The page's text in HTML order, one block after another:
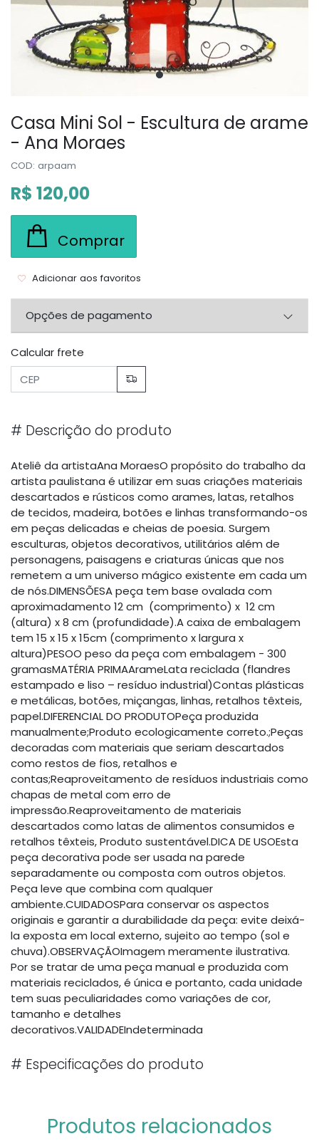
Casa Mini Sol - Escultura de arame
- Ana Moraes
COD: arpaam
R$ 120,00
Comprar
Adicionar aos favoritos
Opções de pagamento
Calcular frete
# Descrição do produto
Ateliê da artistaAna MoraesO propósito do trabalho da
artista paulistana é utilizar em suas criações materiais
descartados e rústicos como arames, latas, retalhos
de tecidos, madeira, botões e linhas transformando-os
em peças delicadas e cheias de poesia. Surgem
esculturas, objetos decorativos, utilitários além de
personagens, paisagens e criaturas únicas que nos
remetem a um universo mágico existente em cada um
de nós.DIMENSÕESA peça tem base ovalada com
aproximadamento 12 cm (comprimento) x 12 cm
(altura) x 8 cm (profundidade).A caixa de embalagem
tem 15 x 15 x 15cm (comprimento x largura x
altura)PESOO peso da peça com embalagem - 300
gramasMATÉRIA PRIMAArameLata reciclada (flandres
estampado e liso – resíduo industrial)Contas plásticas
e metálicas, botões, miçangas, linhas, retalhos têxteis,
papel.DIFERENCIAL DO PRODUTOPeça produzida
manualmente;Produto ecologicamente correto.;Peças
decoradas com materiais que seriam descartados
como restos de fios, retalhos e
contas;Reaproveitamento de resíduos industriais como
chapas de metal com erro de
impressão.Reaproveitamento de materiais
descartados como latas de alimentos consumidos e
retalhos têxteis, Produto sustentável.DICA DE USOEsta
peça decorativa pode ser usada na parede
separadamente ou composta com outros objetos.
Peça leve que combina com qualquer
ambiente.CUIDADOSPara conservar os aspectos
originais e garantir a durabilidade da peça: evite deixá-
la exposta em local externo, sujeito ao tempo (sol e
chuva).OBSERVAÇÃOImagem meramente ilustrativa.
Por se tratar de uma peça manual e produzida com
materiais reciclados, é única e portanto, cada unidade
tem suas peculiaridades como variações de cor,
tamanho e detalhes
decorativos.VALIDADEIndeterminada
# Especificações do produto
Produtos relacionados